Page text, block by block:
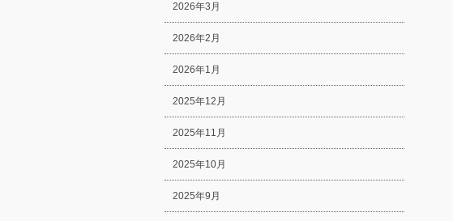
2026年3月
2026年2月
2026年1月
2025年12月
2025年11月
2025年10月
2025年9月